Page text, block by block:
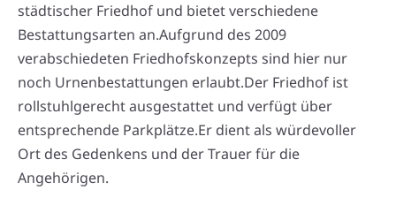
städtischer Friedhof und bietet verschiedene
Bestattungsarten an.Aufgrund des 2009
verabschiedeten Friedhofskonzepts sind hier nur
noch Urnenbestattungen erlaubt.Der Friedhof ist
rollstuhlgerecht ausgestattet und verfügt über
entsprechende Parkplätze.Er dient als würdevoller
Ort des Gedenkens und der Trauer für die
Angehörigen.